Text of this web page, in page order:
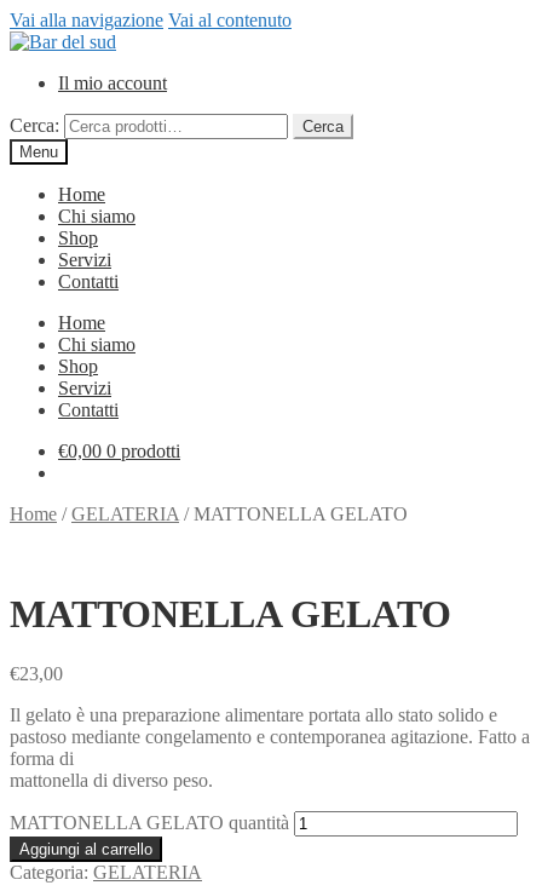
Vai alla navigazione Vai al contenuto
Il mio account
Cerca:
Cerca
Menu
Home
Chi siamo
Shop
Servizi
Contatti
Home
Chi siamo
Shop
Servizi
Contatti
€0,00 0 prodotti
Home /GELATERIA /MATTONELLA GELATO
MATTONELLA GELATO
€23,00
Il gelato è una preparazione alimentare portata allo stato solido e
pastoso mediante congelamento e contemporanea agitazione. Fatto a
forma di
mattonella di diverso peso.
MATTONELLA GELATO quantità
Aggiungi al carrello
Categoria: GELATERIA